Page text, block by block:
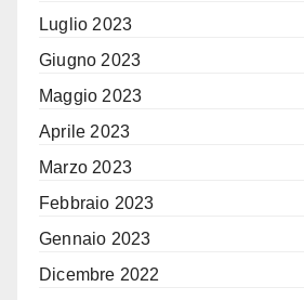
Luglio 2023
Giugno 2023
Maggio 2023
Aprile 2023
Marzo 2023
Febbraio 2023
Gennaio 2023
Dicembre 2022